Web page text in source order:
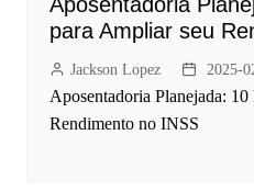
para Ampliar seu
Jackson Lopez 2025-
Aposentadoria Planejada: 10
Rendimento no INSS